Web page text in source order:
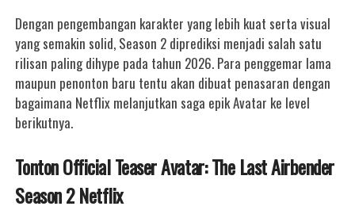
Dengan pengembangan karakter yang lebih kuat serta visual
yang semakin solid, Season 2 diprediksi menjadi salah satu
rilisan paling dihype pada tahun 2026. Para penggemar lama
maupun penonton baru tentu akan dibuat penasaran dengan
bagaimana Netflix melanjutkan saga epik Avatar ke level
berikutnya.
Tonton Official Teaser Avatar: The Last Airbender
Season 2 Netflix